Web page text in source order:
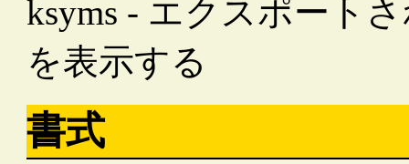
ksyms - エクスポート
を表示する
書式